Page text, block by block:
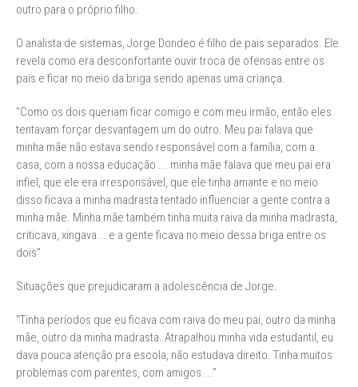
outro para o próprio filho.
O analista de sistemas, Jorge Dondeo é filho de pais separados. Ele
revela como era desconfortante ouvir troca de ofensas entre os
pais e ficar no meio da briga sendo apenas uma criança.
“Como os dois queriam ficar comigo e com meu irmão, então eles
tentavam forçar desvantagem um do outro. Meu pai falava que
minha mãe não estava sendo responsável com a família, com a
casa, com a nossa educação ... minha mãe falava que meu pai era
infiel, que ele era irresponsável, que ele tinha amante e no meio
disso ficava a minha madrasta tentado influenciar a gente contra a
minha mãe. Minha mãe também tinha muita raiva da minha madrasta,
criticava, xingava... e a gente ficava no meio dessa briga entre os
dois”
Situações que prejudicaram a adolescência de Jorge.
“Tinha períodos que eu ficava com raiva do meu pai, outro da minha
mãe, outro da minha madrasta. Atrapalhou minha vida estudantil, eu
dava pouca atenção pra escola, não estudava direito. Tinha muitos
problemas com parentes, com amigos ...”